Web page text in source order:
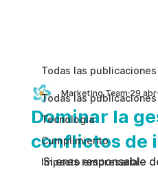
Todas las publicaciones
Tecnologia
Cumplimiento
Impacto empresarial
Todas las publicaciones
Dominar la
conflictos de
Marketing Team 29 abr
Si eres responsable